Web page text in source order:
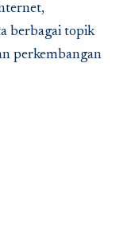
berbagai topik
perkembangan